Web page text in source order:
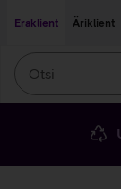
Eraklient
Äriklient